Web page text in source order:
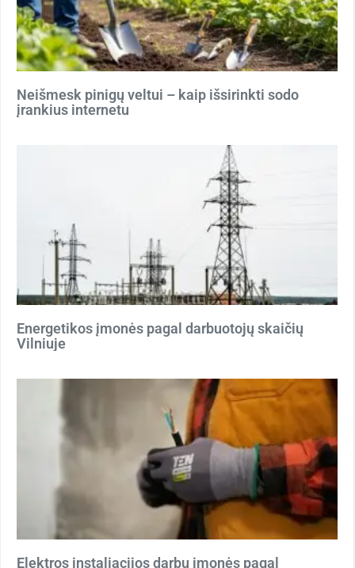
Neišmesk pinigų veltui – kaip išsirinkti sodo
įrankius internetu
Energetikos įmonės pagal darbuotojų skaičių
Vilniuje
Elektros instaliacijos darbų įmonės pagal